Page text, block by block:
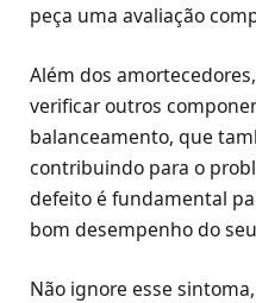
peça uma avaliação
Além dos
verificar outros
balanceamento, que
contribuindo para o
defeito é fundamental
bom desempenho do
Não ignore esse